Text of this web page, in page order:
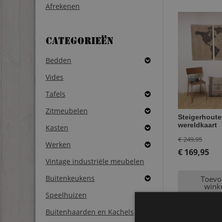
Afrekenen
Categorieën
Bedden
Vides
Tafels
Zitmeubelen
Kasten
Werken
Vintage industriële meubelen
Buitenkeukens
Speelhuizen
Buitenhaarden en Kachels
wereldkaart
€249,95
prijs
€
€169,95
is: